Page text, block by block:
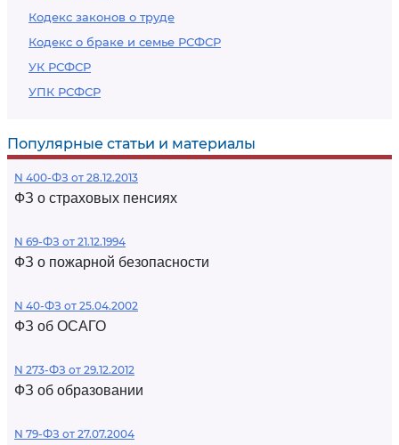
Кодекс законов о труде
Кодекс о браке и семье РСФСР
УК РСФСР
УПК РСФСР
Популярные статьи и материалы
N 400-ФЗ от 28.12.2013
ФЗ о страховых пенсиях
N 69-ФЗ от 21.12.1994
ФЗ о пожарной безопасности
N 40-ФЗ от 25.04.2002
ФЗ об ОСАГО
N 273-ФЗ от 29.12.2012
ФЗ об образовании
N 79-ФЗ от 27.07.2004